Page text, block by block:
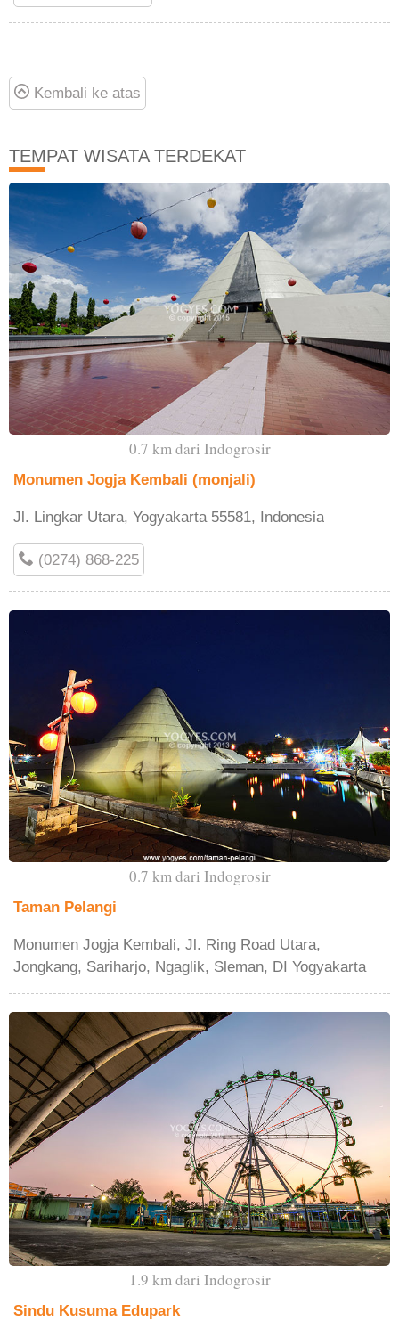
Kembali ke atas
TEMPAT WISATA TERDEKAT
0.7 km dari Indogrosir
Monumen Jogja Kembali (monjali)
Jl. Lingkar Utara, Yogyakarta 55581, Indonesia
(0274) 868-225
0.7 km dari Indogrosir
Taman Pelangi
Monumen Jogja Kembali, Jl. Ring Road Utara,
Jongkang, Sariharjo, Ngaglik, Sleman, DI Yogyakarta
1.9 km dari Indogrosir
Sindu Kusuma Edupark